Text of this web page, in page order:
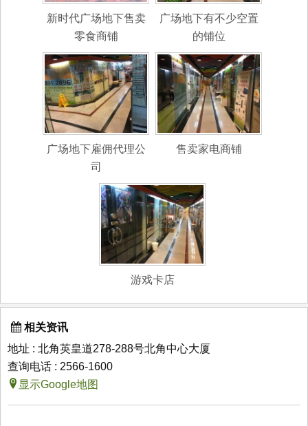
新时代广场地下售卖
零食商铺
广场地下有不少空置
的铺位
广场地下雇佣代理公
司
售卖家电商铺
游戏卡店
相关资讯
地址 : 北角英皇道278-288号北角中心大厦
查询电话 : 2566-1600
显示Google地图